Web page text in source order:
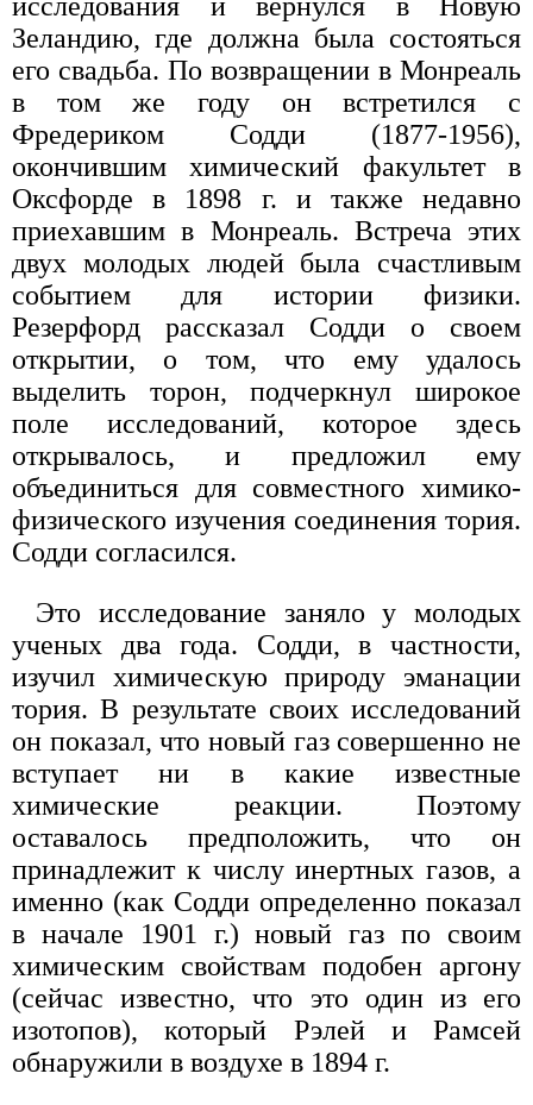
Зеландию, где должна была состояться
его свадьба. По возвращении в Монреаль
в том же году он встретился с
Фредериком Содди (1877-1956),
окончившим химический факультет в
Оксфорде в 1898 г. и также недавно
приехавшим в Монреаль. Встреча этих
двух молодых людей была счастливым
событием для истории физики.
Резерфорд рассказал Содди о своем
открытии, о том, что ему удалось
выделить торон, подчеркнул широкое
поле исследований, которое здесь
открывалось, и предложил ему
объединиться для совместного химико-
физического изучения соединения тория.
Содди согласился.
Это исследование заняло у молодых
ученых два года. Содди, в частности,
изучил химическую природу эманации
тория. В результате своих исследований
он показал, что новый газ совершенно не
вступает ни в какие известные
химические реакции. Поэтому
оставалось предположить, что он
принадлежит к числу инертных газов, а
именно (как Содди определенно показал
в начале 1901 г.) новый газ по своим
химическим свойствам подобен аргону
(сейчас известно, что это один из его
изотопов), который Рэлей и Рамсей
обнаружили в воздухе в 1894 г.